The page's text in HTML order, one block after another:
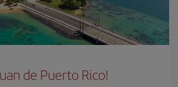
de Puerto Rico!